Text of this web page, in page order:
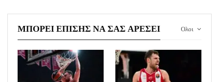
Ολοι
ΜΠΟΡΕΊ ΕΠΊΣΗΣ ΝΑ ΣΑΣ ΑΡΈΣΕΙ